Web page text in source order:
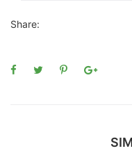
Share: